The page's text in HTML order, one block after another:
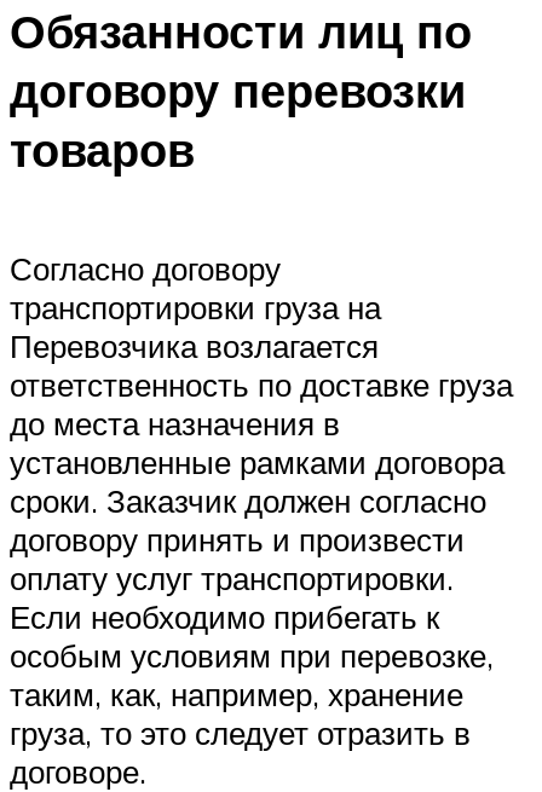
Обязанности лиц по
договору перевозки
товаров
Согласно договору
транспортировки груза на
Перевозчика возлагается
ответственность по доставке груза
до места назначения в
установленные рамками договора
сроки. Заказчик должен согласно
договору принять и произвести
оплату услуг транспортировки.
Если необходимо прибегать к
особым условиям при перевозке,
таким, как, например, хранение
груза, то это следует отразить в
договоре.